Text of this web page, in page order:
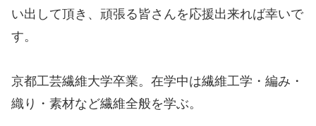
い出して頂き、頑張る皆さんを応援出来れば幸いで
す。
京都工芸繊維大学卒業。在学中は繊維工学・編み・
織り・素材など繊維全般を学ぶ。